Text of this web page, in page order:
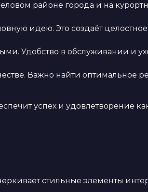
районе города и на
идею. Это создаёт
Удобство в обслуживании и
Важно найти оптимальное
успех и удовлетворение
стильные элементы